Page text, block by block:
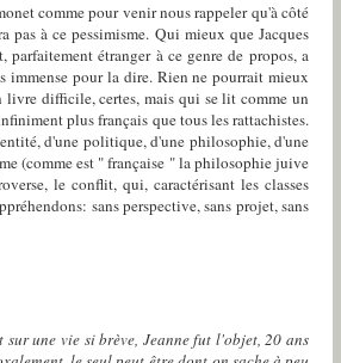
comme pour venir nous rappeler qu'à côté
à ce pessimisme. Qui mieux que Jacques
étranger à ce genre de propos, a
pour la dire. Rien ne pourrait mieux
difficile, certes, mais qui se lit comme un
plus français que tous les rattachistes.
d'une politique, d'une philosophie, d'une
(comme est " française " la philosophie juive
le conflit, qui, caractérisant les classes
sans perspective, sans projet, sans
une vie si brève, Jeanne fut l'objet, 20 ans